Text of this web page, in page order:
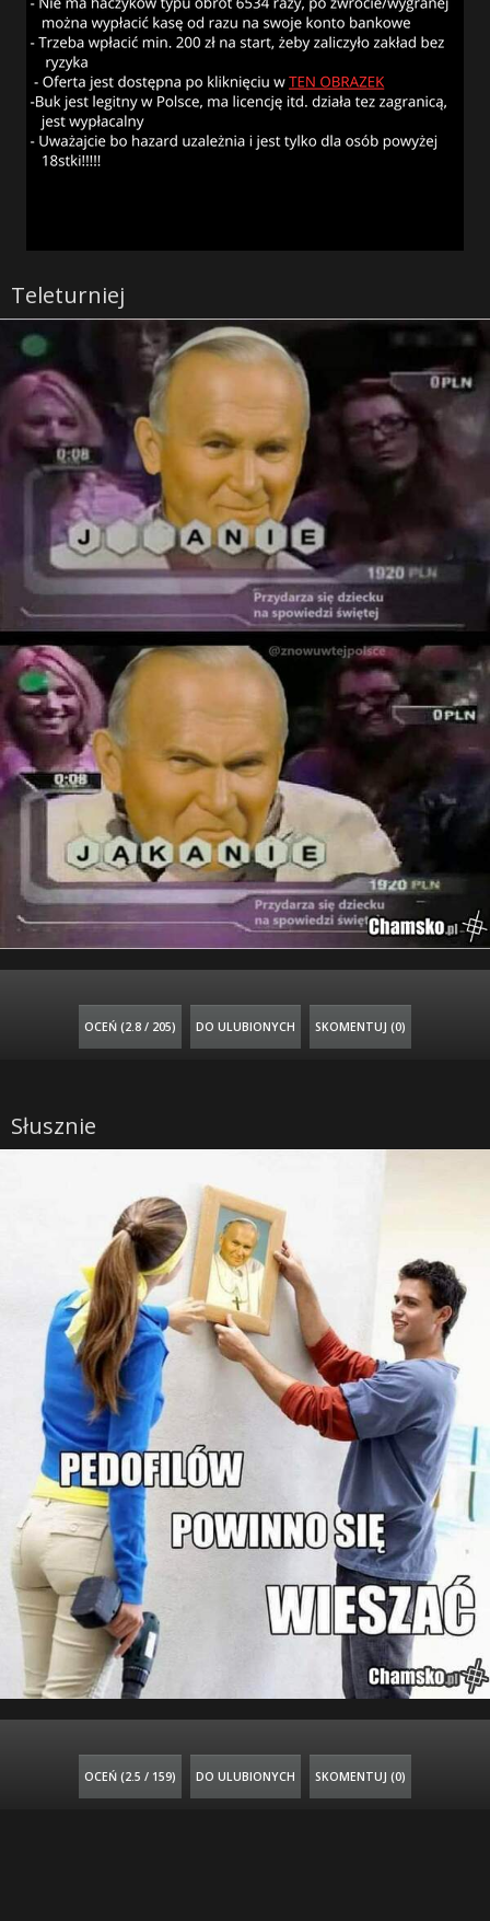
Teleturniej
OCEŃ (2.8 / 205) DO ULUBIONYCH SKOMENTUJ (0)
Słusznie
OCEŃ (2.5 / 159) DO ULUBIONYCH SKOMENTUJ (0)